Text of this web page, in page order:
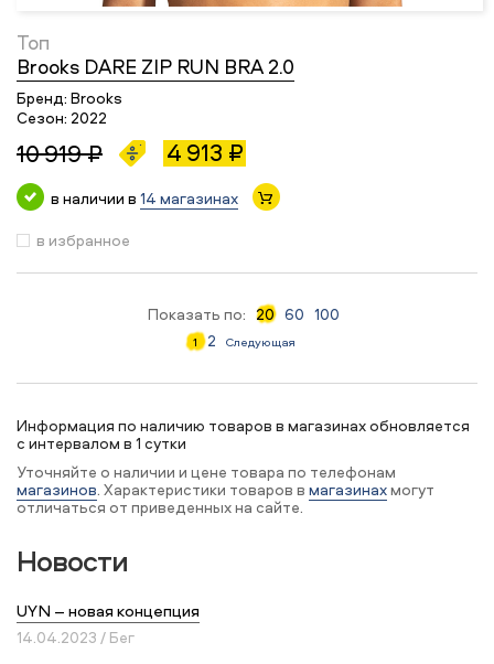
Топ
Brooks DARE ZIP RUN BRA 2.0
Бренд: Brooks
Сезон: 2022
10 919 ₽ 4 913 ₽
в наличии в 14 магазинах
в избранное
Показать по: 20 60 100
1 2 Следующая
Информация по наличию товаров в магазинах обновляется
с интервалом в 1 сутки
Уточняйте о наличии и цене товара по телефонам
магазинов. Характеристики товаров в магазинахмогут
отличаться от приведенных на сайте.
Новости
UYN – новая концепция
14.04.2023 / Бег